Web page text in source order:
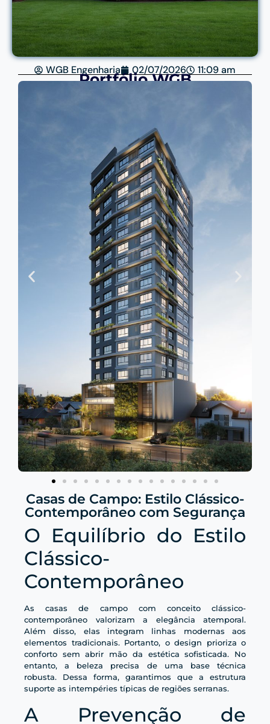
WGB Engenharia 02/07/2026 11:09 am
Portfólio WGB
Casas de Campo: Estilo Clássico-
Contemporâneo com Segurança
O Equilíbrio do Estilo
Clássico-
Contemporâneo
As casas de campo com conceito clássico-
contemporâneo valorizam a elegância atemporal.
Além disso, elas integram linhas modernas aos
elementos tradicionais. Portanto, o design prioriza o
conforto sem abrir mão da estética sofisticada. No
entanto, a beleza precisa de uma base técnica
robusta. Dessa forma, garantimos que a estrutura
suporte as intempéries típicas de regiões serranas.
A Prevenção de